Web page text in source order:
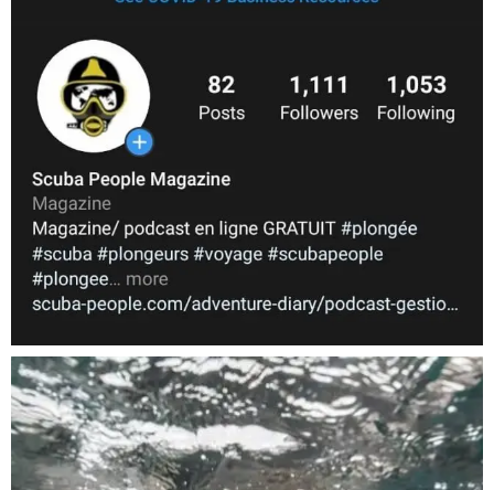
Nov 5
scuba_people_magazine